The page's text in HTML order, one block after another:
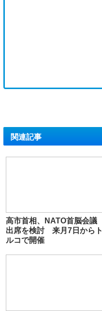
関連記事
高市首相、NATO首脳会議
出席を検討 来月7日からト
ルコで開催